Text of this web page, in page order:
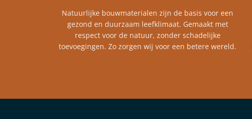
Natuurlijke bouwmaterialen zijn de basis voor een
gezond en duurzaam leefklimaat. Gemaakt met
respect voor de natuur, zonder schadelijke
toevoegingen. Zo zorgen wij voor een betere wereld.